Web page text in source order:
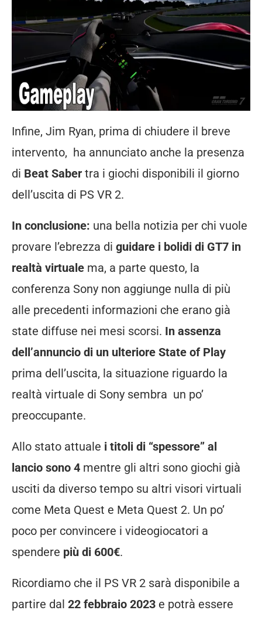
Infine, Jim Ryan, prima di chiudere il breve
intervento, ha annunciato anche la presenza
di Beat Saber tra i giochi disponibili il giorno
dell’uscita di PS VR 2.
In conclusione: una bella notizia per chi vuole
provare l’ebrezza di guidare i bolidi di GT7 in
realtà virtuale ma, a parte questo, la
conferenza Sony non aggiunge nulla di più
alle precedenti informazioni che erano già
state diffuse nei mesi scorsi. In assenza
dell’annuncio di un ulteriore State of Play
prima dell’uscita, la situazione riguardo la
realtà virtuale di Sony sembra un po’
preoccupante.
Allo stato attuale i titoli di “spessore” al
lancio sono 4 mentre gli altri sono giochi già
usciti da diverso tempo su altri visori virtuali
come Meta Quest e Meta Quest 2. Un po’
poco per convincere i videogiocatori a
spendere più di 600€.
Ricordiamo che il PS VR 2 sarà disponibile a
partire dal 22 febbraio 2023 e potrà essere